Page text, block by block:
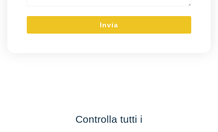
Controlla tutti i